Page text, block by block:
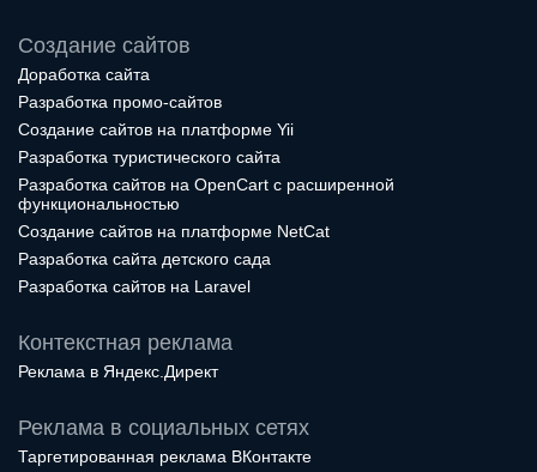
Создание сайтов
Доработка сайта
Разработка промо-сайтов
Создание сайтов на платформе Yii
Разработка туристического сайта
Разработка сайтов на OpenCart с расширенной
функциональностью
Создание сайтов на платформе NetCat
Разработка сайта детского сада
Разработка сайтов на Laravel
Контекстная реклама
Реклама в Яндекс.Директ
Реклама в социальных сетях
Таргетированная реклама ВКонтакте